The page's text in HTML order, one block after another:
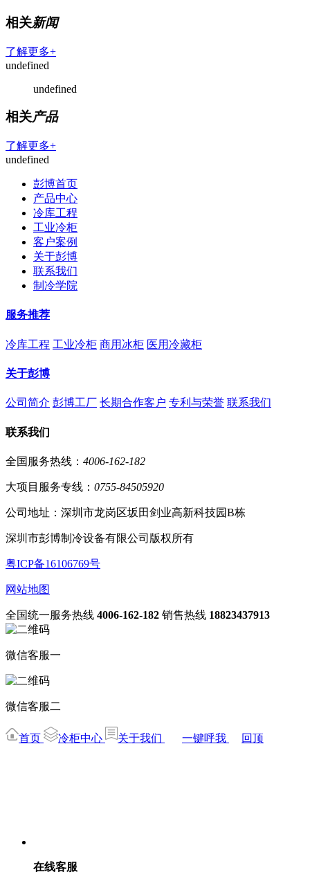
相关新闻
了解更多+
undefined
undefined
相关产品
了解更多+
undefined
彭博首页
产品中心
冷库工程
工业冷柜
客户案例
关于彭博
联系我们
制冷学院
服务推荐
冷库工程 工业冷柜 商用冰柜 医用冷藏柜
关于彭博
公司简介 彭博工厂 长期合作客户 专利与荣誉 联系我们
联系我们
全国服务热线： 4006-162-182
大项目服务专线： 0755-84505920
公司地址：深圳市龙岗区坂田剑业高新科技园B栋
深圳市彭博制冷设备有限公司版权所有
粤ICP备16106769号
网站地图
全国统一服务热线 4006-162-182 销售热线 18823437913
微信客服一
微信客服二
首页 冷柜中心 关于我们 一键呼我 回顶
在线客服